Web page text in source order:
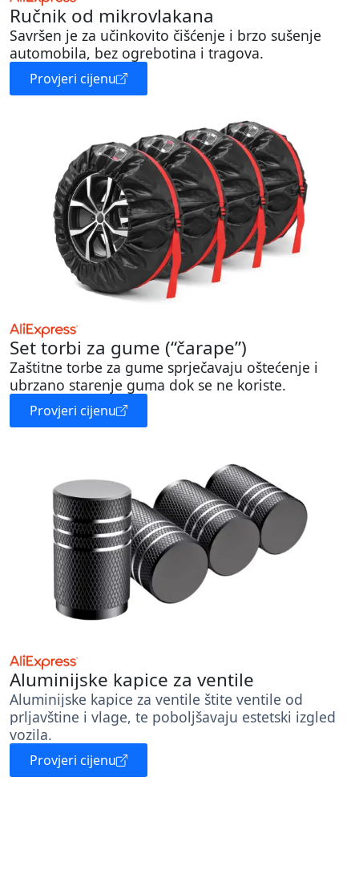
Ručnik od mikrovlakana
Savršen je za učinkovito čišćenje i brzo sušenje
automobila, bez ogrebotina i tragova.
Provjeri cijenu
Set torbi za gume (“čarape”)
Zaštitne torbe za gume sprječavaju oštećenje i
ubrzano starenje guma dok se ne koriste.
Provjeri cijenu
Aluminijske kapice za ventile
Aluminijske kapice za ventile štite ventile od
prljavštine i vlage, te poboljšavaju estetski izgled
vozila.
Provjeri cijenu